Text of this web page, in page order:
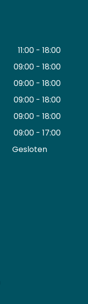
11:00 - 18:00
09:00 - 18:00
09:00 - 18:00
09:00 - 18:00
09:00 - 18:00
09:00 - 17:00
Gesloten ​ ​ ​ ​ ​ ​ ​